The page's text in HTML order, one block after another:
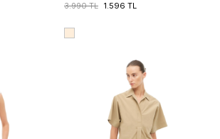
1.596 TL
3.990 TL